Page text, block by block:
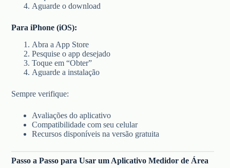
Aguarde o download
Para iPhone (iOS):
Abra a App Store
Pesquise o app desejado
Toque em “Obter”
Aguarde a instalação
Sempre verifique:
Avaliações do aplicativo
Compatibilidade com seu celular
Recursos disponíveis na versão gratuita
Passo a Passo para Usar um Aplicativo Medidor de Área